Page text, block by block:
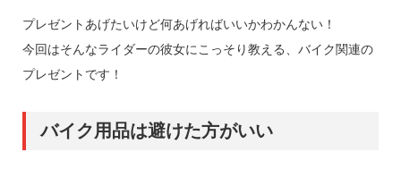
プレゼントあげたいけど何あげればいいかわかんない！
今回はそんなライダーの彼女にこっそり教える、バイク関連の
プレゼントです！
バイク用品は避けた方がいい